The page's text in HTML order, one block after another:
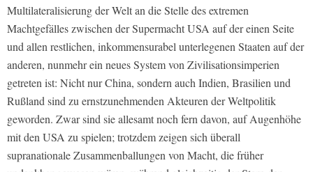
Multilateralisierung der Welt an die Stelle des extremen
Machtgefälles zwischen der Supermacht USA auf der einen Seite
und allen restlichen, inkommensurabel unterlegenen Staaten auf der
anderen, nunmehr ein neues System von Zivilisationsimperien
getreten ist: Nicht nur China, sondern auch Indien, Brasilien und
Rußland sind zu ernstzunehmenden Akteuren der Weltpolitik
geworden. Zwar sind sie allesamt noch fern davon, auf Augenhöhe
mit den USA zu spielen; trotzdem zeigen sich überall
supranationale Zusammenballungen von Macht, die früher